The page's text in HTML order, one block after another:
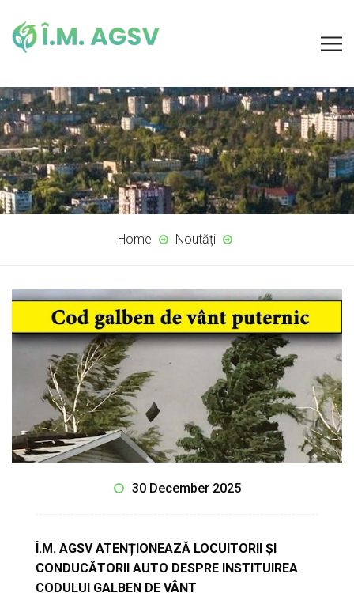
Home Noutăți
30 December 2025
Î.M. AGSV ATENȚIONEAZĂ LOCUITORII ȘI
CONDUCĂTORII AUTO DESPRE INSTITUIREA
CODULUI GALBEN DE VÂNT